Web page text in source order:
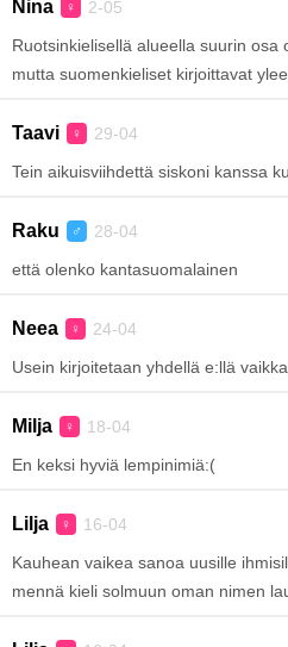
Nina ♀ 2-05
Ruotsinkielisellä alueella suurin osa
mutta suomenkieliset kirjoittavat
Taavi ♀ 29-04
Tein aikuisviihdettä siskoni kanssa
Raku ♂ 28-04
että olenko kantasuomalainen
Neea ♀ 24-04
Usein kirjoitetaan yhdellä e:llä
Milja ♀ 18-04
En keksi hyviä lempinimiä:(
Lilja ♀ 16-04
Kauhean vaikea sanoa uusille
mennä kieli solmuun oman nimen